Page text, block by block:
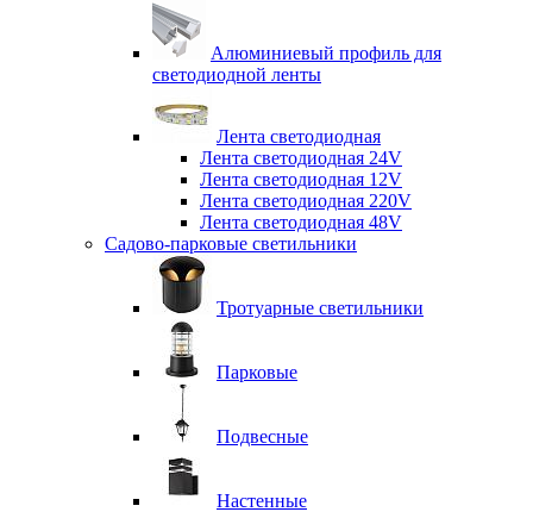
Алюминиевый профиль для
светодиодной ленты
Лента светодиодная
Лента светодиодная 24V
Лента светодиодная 12V
Лента светодиодная 220V
Лента светодиодная 48V
Садово-парковые светильники
Тротуарные светильники
Парковые
Подвесные
Настенные